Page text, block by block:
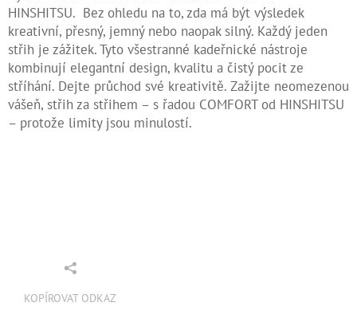
HINSHITSU. Bez ohledu na to, zda má být výsledek
kreativní, přesný, jemný nebo naopak silný. Každý jeden
střih je zážitek. Tyto všestranné kadeřnické nástroje
kombinují elegantní design, kvalitu a čistý pocit ze
stříhání. Dejte průchod své kreativitě. Zažijte neomezenou
vášeň, střih za střihem – s řadou COMFORT od HINSHITSU
– protože limity jsou minulostí.
KOPÍROVAT ODKAZ